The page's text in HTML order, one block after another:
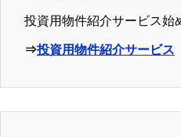
投資用物件紹介サービス始
⇒投資用物件紹介サービス